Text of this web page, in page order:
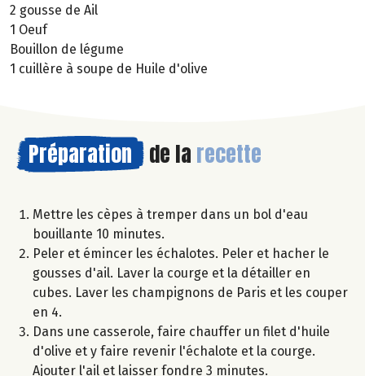
2 gousse de Ail
1 Oeuf
Bouillon de légume
1 cuillère à soupe de Huile d'olive
Préparation de la recette
Mettre les cèpes à tremper dans un bol d'eau
bouillante 10 minutes.
Peler et émincer les échalotes. Peler et hacher le
gousses d'ail. Laver la courge et la détailler en
cubes. Laver les champignons de Paris et les couper
en 4.
Dans une casserole, faire chauffer un filet d'huile
d'olive et y faire revenir l'échalote et la courge.
Ajouter l'ail et laisser fondre 3 minutes.